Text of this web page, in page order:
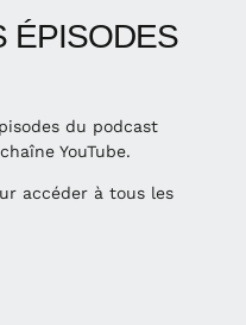
ÉPISODES
du podcast
YouTube.
accéder à tous les